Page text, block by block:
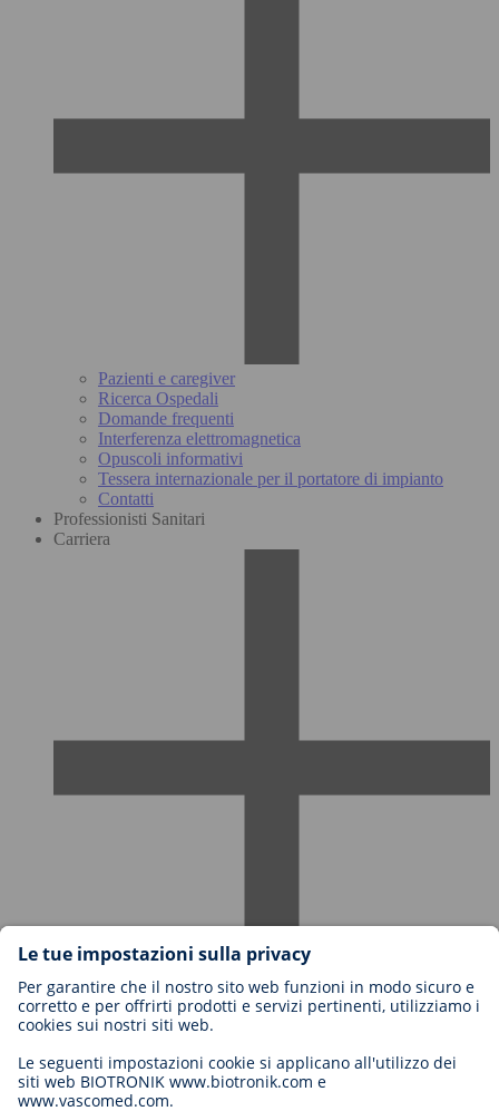
Pazienti e caregiver
Ricerca Ospedali
Domande frequenti
Interferenza elettromagnetica
Opuscoli informativi
Tessera internazionale per il portatore di impianto
Contatti
Professionisti Sanitari
Carriera
Carriere in BIOTRONIK
Livelli di carriera
Candidatura
Opportunità di carriera